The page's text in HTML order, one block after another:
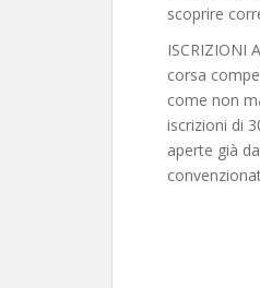
scoprire
ISCRIZIONI
corsa
come non
iscrizioni di
aperte già